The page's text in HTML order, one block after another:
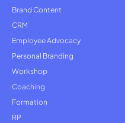
Brand Content
CRM
Employee Advocacy
Personal Branding
Workshop
Coaching
Formation
RP